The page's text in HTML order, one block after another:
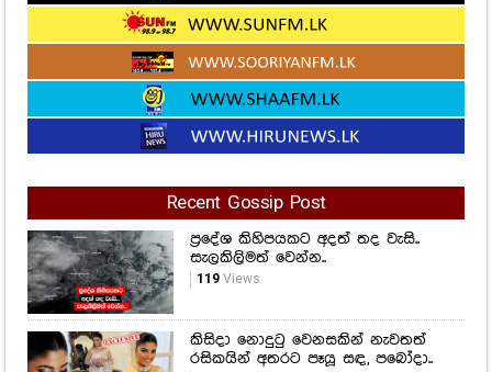
Recent Gossip Post
ප්‍රදේශ කිහිපයකට අදත් තද වැසි..
සැලකිලිමත් වෙන්න..
119Views
කිසිදා නොදුටු වෙනසකින් නැවතත්
රසිකයින් අතරට පෑයූ සඳ, පබෝදා..